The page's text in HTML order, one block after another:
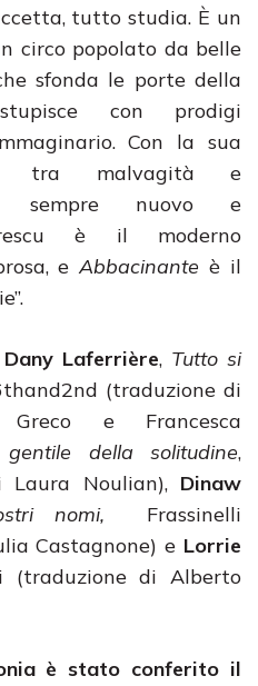
tutto studia. È un
circo popolato da belle
sfonda le porte della
con prodigi
Con la sua
tra malvagità e
sempre nuovo e
è il moderno
eAbbacinante è il
Dany Laferrière, Tutto si
(traduzione di
Greco e Francesca
gentile della solitudine,
Laura Noulian), Dinaw
nomi, Frassinelli
Castagnone) e Lorrie
(traduzione di Alberto
è stato conferito il